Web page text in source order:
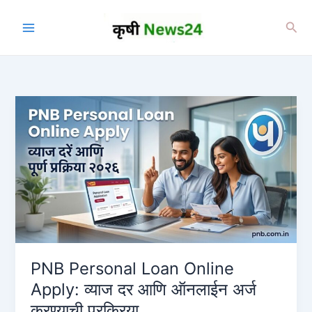
PNB Personal Loan Online
Apply: व्याज दर आणि ऑनलाईन अर्ज